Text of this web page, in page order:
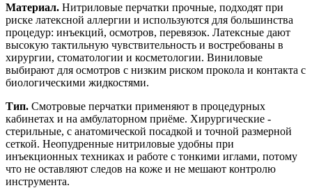
Материал. Нитриловые перчатки прочные, подходят при
риске латексной аллергии и используются для большинства
процедур: инъекций, осмотров, перевязок. Латексные дают
высокую тактильную чувствительность и востребованы в
хирургии, стоматологии и косметологии. Виниловые
выбирают для осмотров с низким риском прокола и контакта с
биологическими жидкостями.
Тип. Смотровые перчатки применяют в процедурных
кабинетах и на амбулаторном приёме. Хирургические -
стерильные, с анатомической посадкой и точной размерной
сеткой. Неопудренные нитриловые удобны при
инъекционных техниках и работе с тонкими иглами, потому
что не оставляют следов на коже и не мешают контролю
инструмента.